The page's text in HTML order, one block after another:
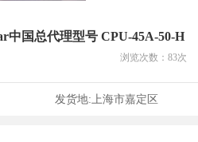
中国总代理型号 CPU-45A-50-H
浏览次数： 83次
发货地: 上海市嘉定区